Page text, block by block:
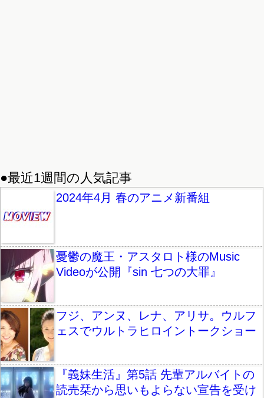
●最近1週間の人気記事
2024年4月 春のアニメ新番組
憂鬱の魔王・アスタロト様のMusic
Videoが公開『sin 七つの大罪』
フジ、アンヌ、レナ、アリサ。ウルフ
ェスでウルトラヒロイントークショー
『義妹生活』第5話 先輩アルバイトの
読売栞から思いもよらない宣告を受け